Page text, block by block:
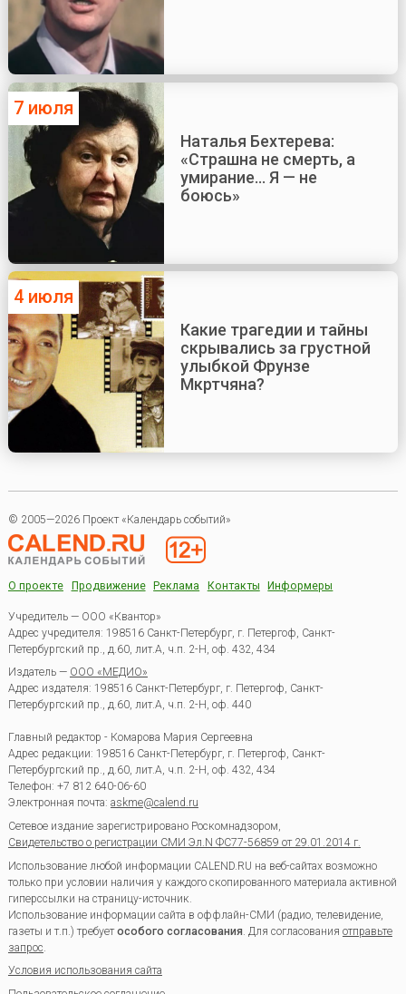
7 июля
Наталья Бехтерева:
«Страшна не смерть, а
умирание... Я — не
боюсь»
4 июля
Какие трагедии и тайны
скрывались за грустной
улыбкой Фрунзе
Мкртчяна?
© 2005—2026 Проект «Календарь событий»
О проекте Продвижение Реклама Контакты Информеры
Учредитель — ООО «Квантор»
Адрес учредителя: 198516 Санкт-Петербург, г. Петергоф, Санкт-
Петербургский пр., д.60, лит.А, ч.п. 2-Н, оф. 432, 434
Издатель — ООО «МЕДИО»
Адрес издателя: 198516 Санкт-Петербург, г. Петергоф, Санкт-
Петербургский пр., д.60, лит.А, ч.п. 2-Н, оф. 440
Главный редактор - Комарова Мария Сергеевна
Адрес редакции: 198516 Санкт-Петербург, г. Петергоф, Санкт-
Петербургский пр., д.60, лит.А, ч.п. 2-Н, оф. 432, 434
Телефон: +7 812 640-06-60
Электронная почта: askme@calend.ru
Сетевое издание зарегистрировано Роскомнадзором,
Свидетельство о регистрации СМИ Эл.N ФС77-56859 от 29.01.2014 г.
Использование любой информации CALEND.RU на веб-сайтах возможно
только при условии наличия у каждого скопированного материала активной
гиперссылки на страницу-источник.
Использование информации сайта в оффлайн-СМИ (радио, телевидение,
газеты и т.п.) требуетособого согласования . Для согласования отправьте
запрос
Условия использования сайта